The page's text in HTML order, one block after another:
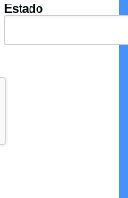
Estado